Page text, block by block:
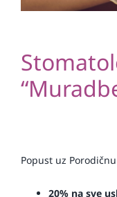
Popust uz
20% na sve